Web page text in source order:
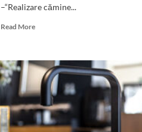
–“Realizare cămine...
Read MoreRead
ATENȚIE!
Se
oprește
apa
pe
mai
multe